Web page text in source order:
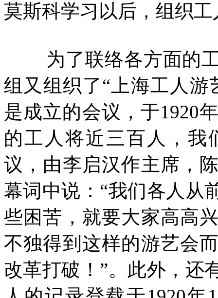
莫斯科学习以后，组织
为了联络各方面的
组又组织了“上海工人
是成立的会议，于1920
的工人将近三百人，我
议，由李启汉作主席，
幕词中说：“我们各人从
些困苦，就要大家高高
不独得到这样的游艺会
改革打破！”。此外，还